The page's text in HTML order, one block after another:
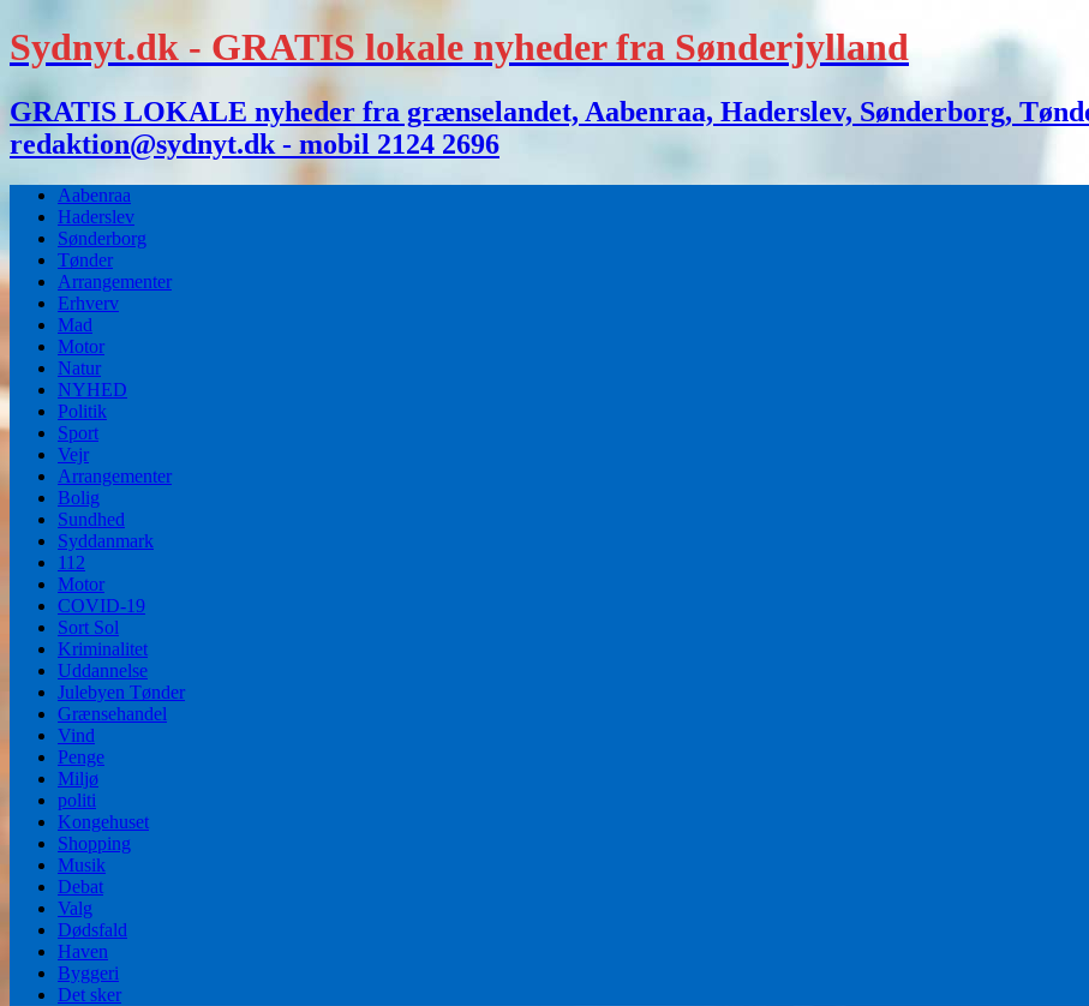
Sydnyt.dk - GRATIS lokale nyheder fra Sønderjylland
GRATIS LOKALE nyheder fra grænselandet, Aabenraa, Haderslev, Sønderborg,
redaktion@sydnyt.dk - mobil 2124 2696
Aabenraa
Haderslev
Sønderborg
Tønder
Arrangementer
Erhverv
Mad
Motor
Natur
NYHED
Politik
Sport
Vejr
Arrangementer
Bolig
Sundhed
Syddanmark
112
Motor
COVID-19
Sort Sol
Kriminalitet
Uddannelse
Julebyen Tønder
Grænsehandel
Vind
Penge
Miljø
politi
Kongehuset
Shopping
Musik
Debat
Valg
Dødsfald
Haven
Byggeri
Det sker